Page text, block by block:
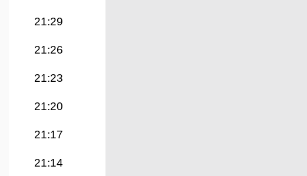
21:29
21:26
21:23
21:20
21:17
21:14